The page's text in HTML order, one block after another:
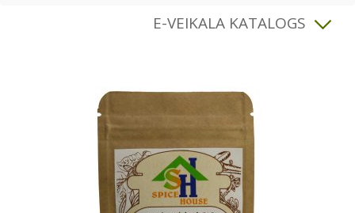
E-VEIKALA KATALOGS